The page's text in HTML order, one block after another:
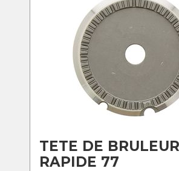
TETE DE
RAPIDE 77